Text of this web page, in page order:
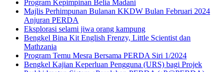
Program Kepimpinan Belia Madani
Majlis Perhimpunan Bulanan KKDW Bulan Februari 2024
Anjuran PERDA
Eksplorasi selami jiwa orang kampung
Bengkel Bina Kit English Frenzy, Little Scientist dan
Mathzania
Program Temu Mesra Bersama PERDA Siri 1/2024
Bengkel Kajian Keperluan Pengguna (URS) bagi Projek